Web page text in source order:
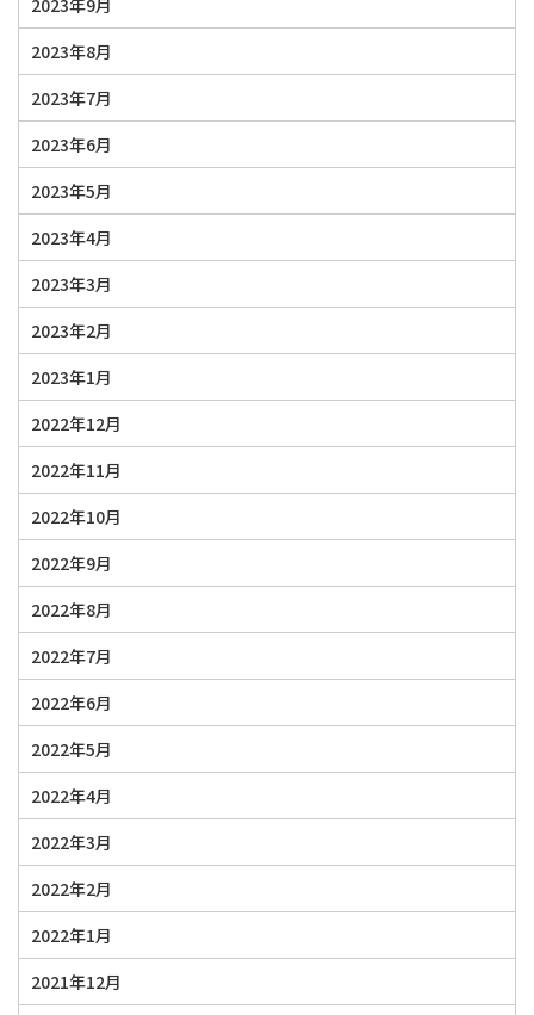
2023年9月
2023年8月
2023年7月
2023年6月
2023年5月
2023年4月
2023年3月
2023年2月
2023年1月
2022年12月
2022年11月
2022年10月
2022年9月
2022年8月
2022年7月
2022年6月
2022年5月
2022年4月
2022年3月
2022年2月
2022年1月
2021年12月